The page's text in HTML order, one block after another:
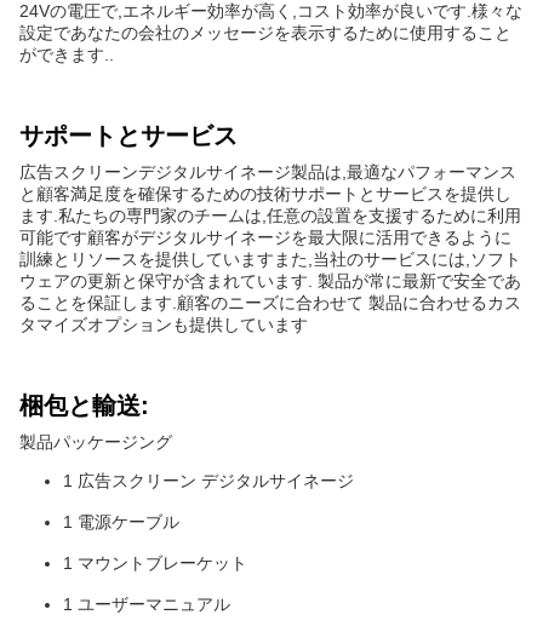
24Vの電圧で,エネルギー効率が高く,コスト効率が良いです.様々な
設定であなたの会社のメッセージを表示するために使用すること
ができます..
サポートとサービス
広告スクリーンデジタルサイネージ製品は,最適なパフォーマンス
と顧客満足度を確保するための技術サポートとサービスを提供し
ます.私たちの専門家のチームは,任意の設置を支援するために利用
可能です顧客がデジタルサイネージを最大限に活用できるように
訓練とリソースを提供していますまた,当社のサービスには,ソフト
ウェアの更新と保守が含まれています. 製品が常に最新で安全であ
ることを保証します.顧客のニーズに合わせて 製品に合わせるカス
タマイズオプションも提供しています
梱包と輸送:
製品パッケージング
1 広告スクリーン デジタルサイネージ
1 電源ケーブル
1 マウントブレーケット
1 ユーザーマニュアル